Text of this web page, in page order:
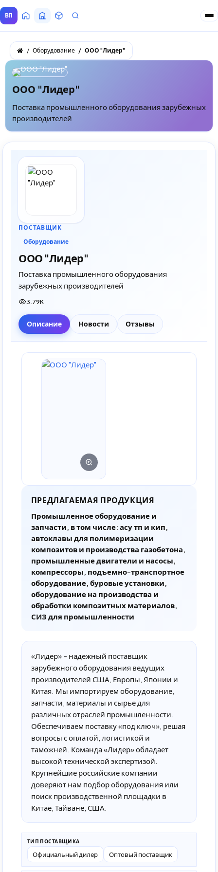
ВП ГлавнаяВсе Поставщики
ТоварыЗапросы покупателей
Оборудование ООО "Лидер"
ООО "Лидер"
Поставка промышленного оборудования зарубежных
производителей
ПОСТАВЩИК
Оборудование
ООО "Лидер"
Поставка промышленного оборудования
зарубежных производителей
3.79K
Описание Новости Отзывы
«Лидер» – надежный поставщик
зарубежного оборудования ведущих
производителей США, Европы, Японии и
Китая. Мы импортируем оборудование,
запчасти, материалы и сырье для
различных отраслей промышленности.
Обеспечиваем поставку «под ключ», решая
вопросы с оплатой, логистикой и
таможней. Команда «Лидер» обладает
высокой технической экспертизой.
Крупнейшие российские компании
доверяют нам подбор оборудования или
поиск производственной площадки в
Китае, Тайване, США.
ПРЕДЛАГАЕМАЯ ПРОДУКЦИЯ
Промышленное оборудование и
запчасти, в том числе: асу тп и кип,
автоклавы для полимеризации
композитов и производства газобетона,
промышленные двигатели и насосы,
компрессоры, подъемно-транспортное
оборудование, буровые установки,
оборудование на производства и
обработки композитных материалов,
СИЗ для промышленности
ТИП ПОСТАВЩИКА
Официальный дилер Оптовый поставщик